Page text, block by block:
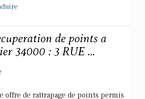
de points a
34000 : 3 RUE ...
offre de rattrapage de points permis